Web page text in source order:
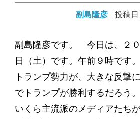
副島隆彦 投稿
副島隆彦です。 今日は、２
日（土）です。午前９時です。
トランプ勢力が、大きな反撃
でトランプが勝利するだろう。
いくら主流派のメディアたち